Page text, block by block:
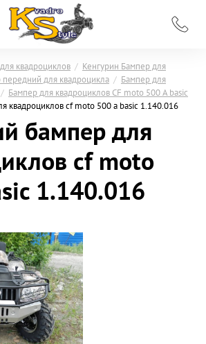
квадроциклов / Кенгурин Бампер для
передний для квадроцикла / Бампер для
/ Бампер для квадроциклов СF moto 500 A basic
квадроциклов сf moto 500 a basic 1.140.016
бампер для
сf moto
1.140.016